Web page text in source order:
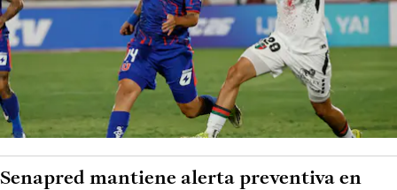
Senapred mantiene alerta preventiva en